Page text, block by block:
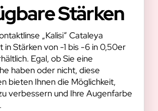
Stärken
„Kalisi“ Cataleya
in Stärken von -1 bis -6 in 0,50er
Egal, ob Sie eine
haben oder nicht, diese
bieten Ihnen die Möglichkeit,
verbessern und Ihre Augenfarbe